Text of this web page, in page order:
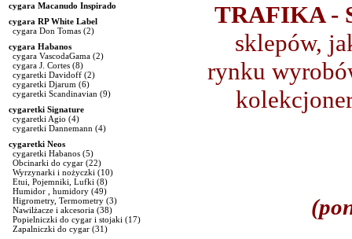
cygara Macanudo Inspirado
cygara RP White Label
cygara Don Tomas (2)
cygara Habanos
cygara VascodaGama (2)
cygara J. Cortes (8)
cygaretki Davidoff (2)
cygaretki Djarum (6)
cygaretki Scandinavian (9)
cygaretki Signature
cygaretki Agio (4)
cygaretki Dannemann (4)
cygaretki Neos
cygaretki Habanos (5)
Obcinarki do cygar (22)
Wyrzynarki i nożyczki (10)
Etui, Pojemniki, Lufki (8)
Humidor , humidory (49)
Higrometry, Termometry (3)
Nawilżacze i akcesoria (38)
Popielniczki do cygar i stojaki (17)
Zapalniczki do cygar (31)
TRAFIKA -
sklepów,
rynku